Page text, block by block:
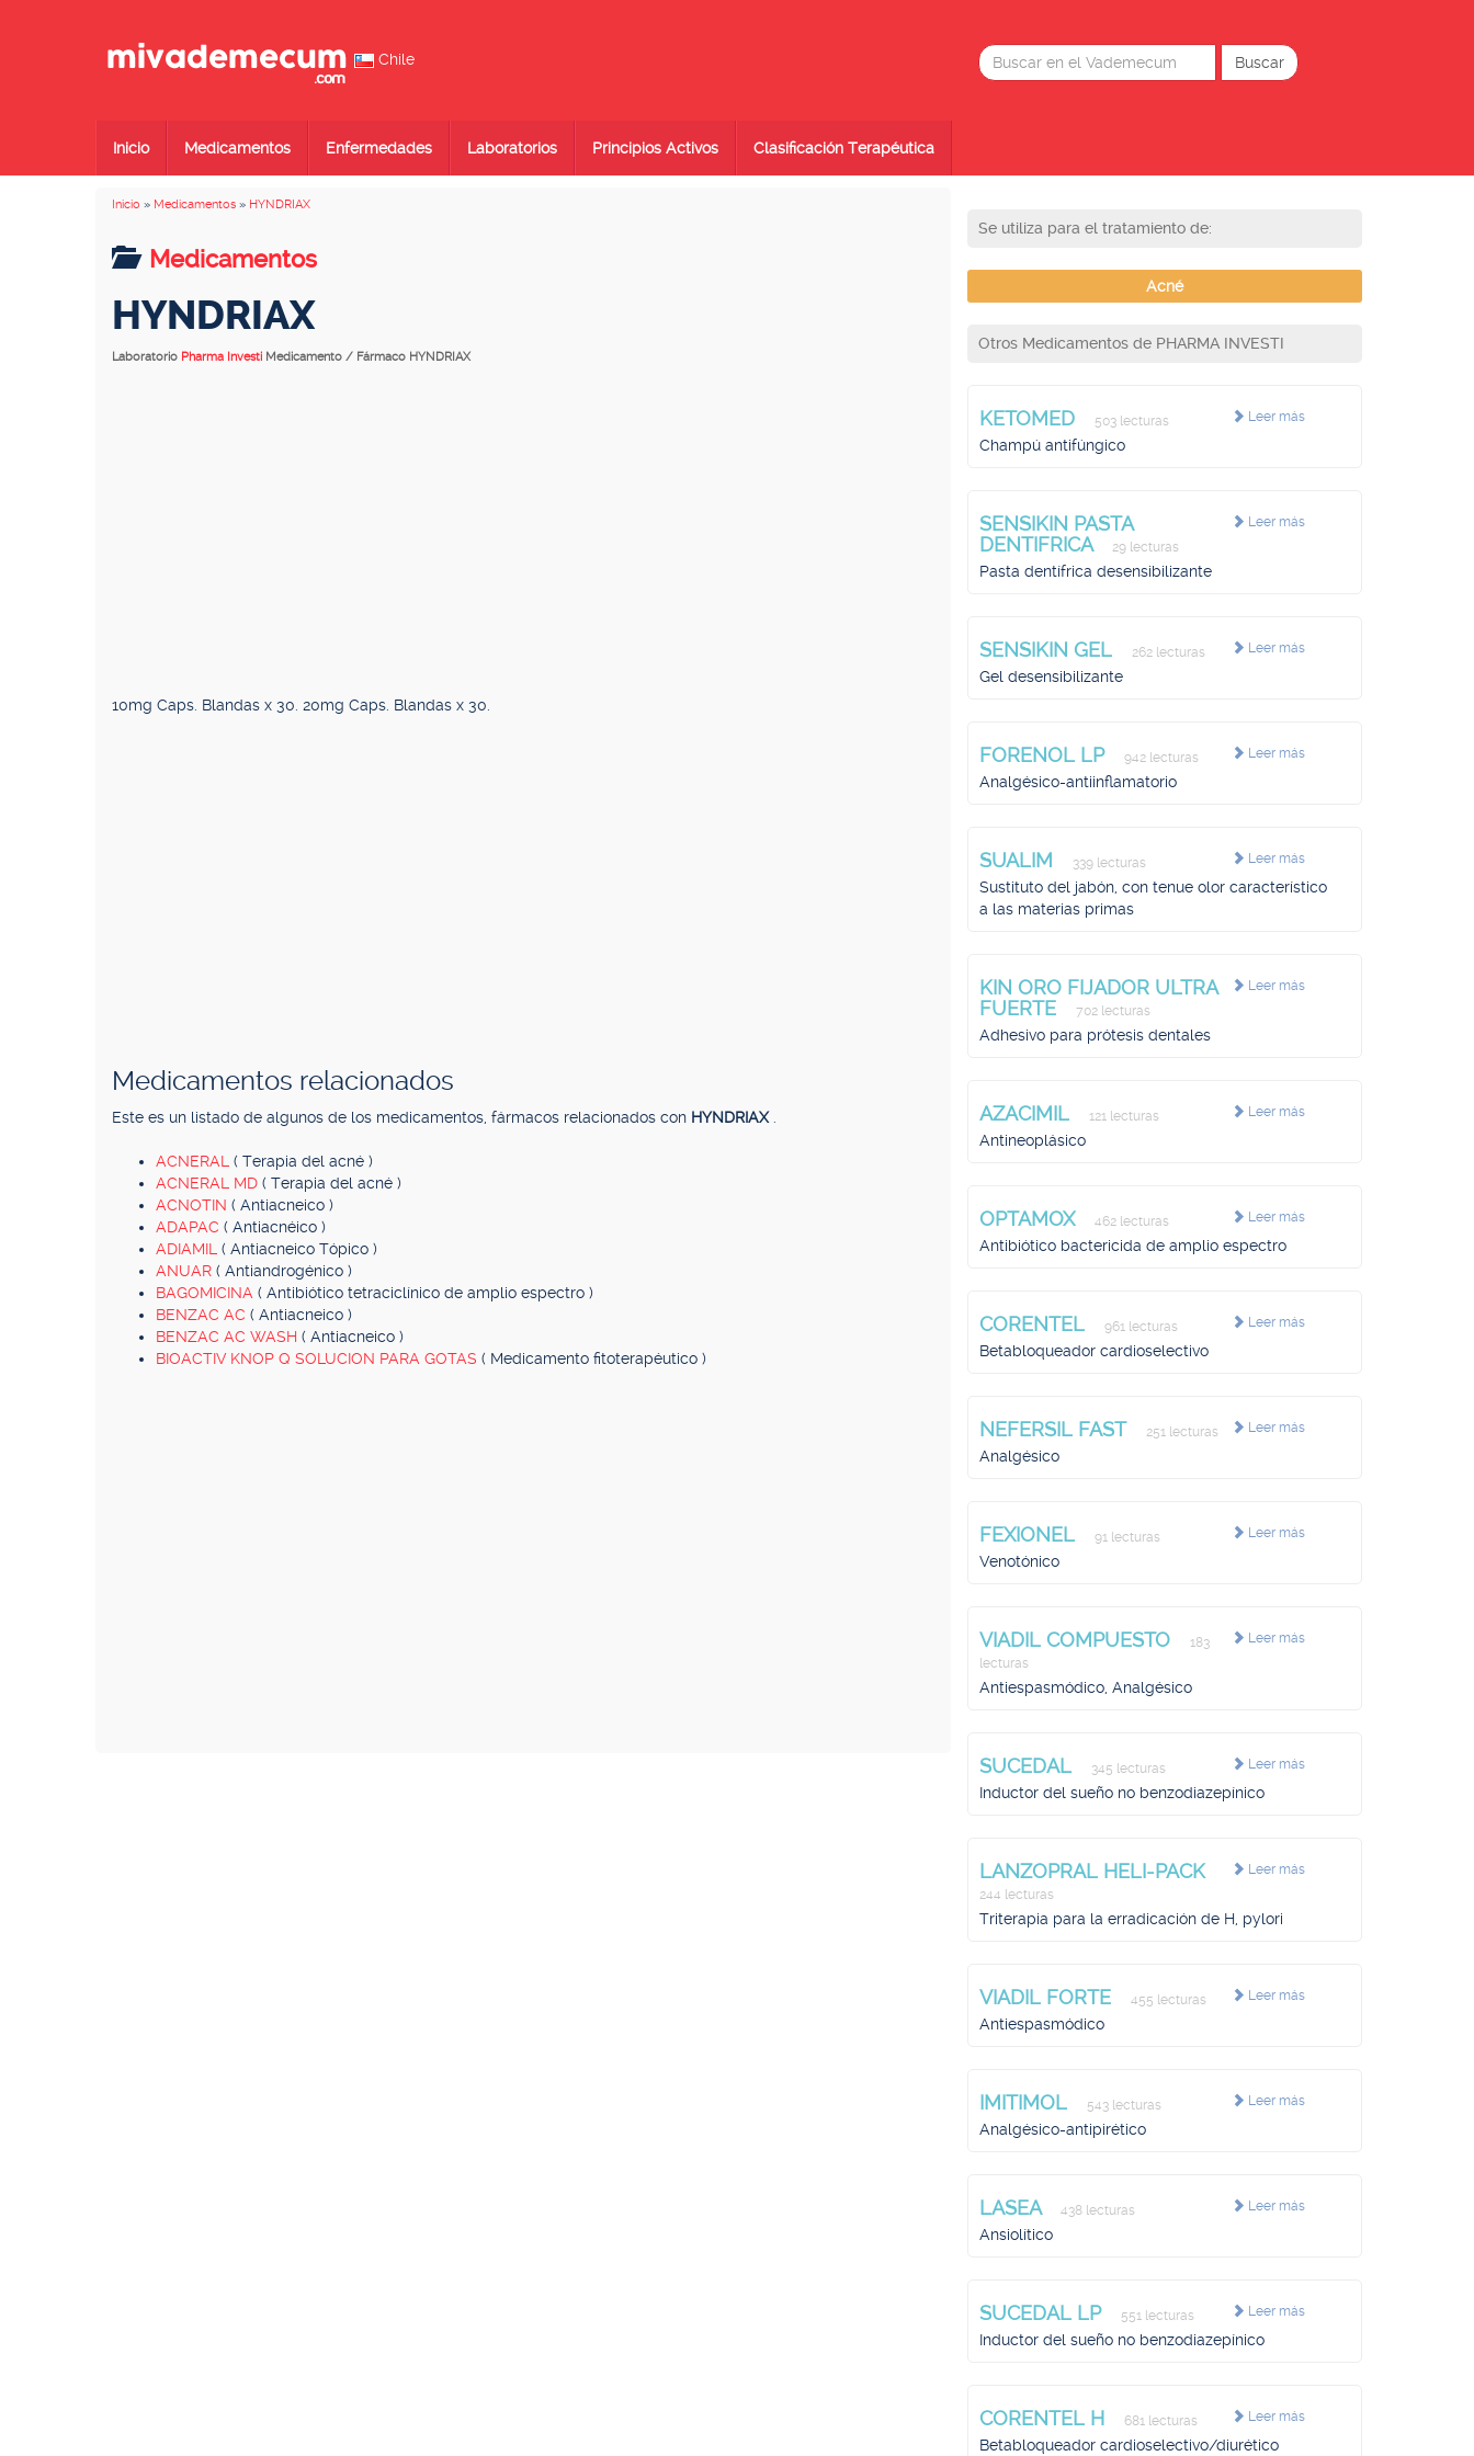
Chile
Inicio Medicamentos Enfermedades Laboratorios Principios Activos Clasificación Terapéutica
Inicio » Medicamentos » HYNDRIAX
Medicamentos
HYNDRIAX
Laboratorio Pharma Investi Medicamento / Fármaco HYNDRIAX
10mg Caps. Blandas x 30. 20mg Caps. Blandas x 30.
Medicamentos relacionados
Este es un listado de algunos de los medicamentos, fármacos relacionados con HYNDRIAX
ACNERAL ( Terapia del acné )
ACNERAL MD ( Terapia del acné )
ACNOTIN ( Antiacneico )
ADAPAC ( Antiacnéico )
ADIAMIL ( Antiacneico Tópico )
ANUAR ( Antiandrogénico )
BAGOMICINA ( Antibiótico tetraciclínico de amplio espectro )
BENZAC AC ( Antiacneico )
BENZAC AC WASH ( Antiacneico )
BIOACTIV KNOP Q SOLUCION PARA GOTAS ( Medicamento fitoterapéutico )
Se utiliza para el tratamiento de:
Acné
Otros Medicamentos de PHARMA INVESTI
Leer más
KETOMED 503 lecturas
Champú antifúngico
Leer más
SENSIKIN PASTA
DENTIFRICA
29 lecturas
Pasta dentífrica desensibilizante
Leer más
SENSIKIN GEL 262 lecturas
Gel desensibilizante
Leer más
FORENOL LP 942 lecturas
Analgésico-antiinflamatorio
Leer más
SUALIM 339 lecturas
Sustituto del jabón, con tenue olor característico
a las materias primas
Leer más
KIN ORO FIJADOR ULTRA
FUERTE
702 lecturas
Adhesivo para prótesis dentales
Leer más
AZACIMIL 121 lecturas
Antineoplásico
Leer más
OPTAMOX 462 lecturas
Antibiótico bactericida de amplio espectro
Leer más
CORENTEL 961 lecturas
Betabloqueador cardioselectivo
Leer más
NEFERSIL FAST 251 lecturas
Analgésico
Leer más
FEXIONEL 91 lecturas
Venotónico
Leer más
VIADIL COMPUESTO
183
lecturas
Antiespasmódico, Analgésico
Leer más
SUCEDAL 345 lecturas
Inductor del sueño no benzodiazepínico
Leer más
LANZOPRAL HELI-PACK
244 lecturas
Triterapia para la erradicación de H, pylori
Leer más
VIADIL FORTE 455 lecturas
Antiespasmódico
Leer más
IMITIMOL 543 lecturas
Analgésico-antipirético
Leer más
LASEA 438 lecturas
Ansiolítico
Leer más
SUCEDAL LP 551 lecturas
Inductor del sueño no benzodiazepínico
Leer más
CORENTEL H 681 lecturas
Betabloqueador cardioselectivo/diurético